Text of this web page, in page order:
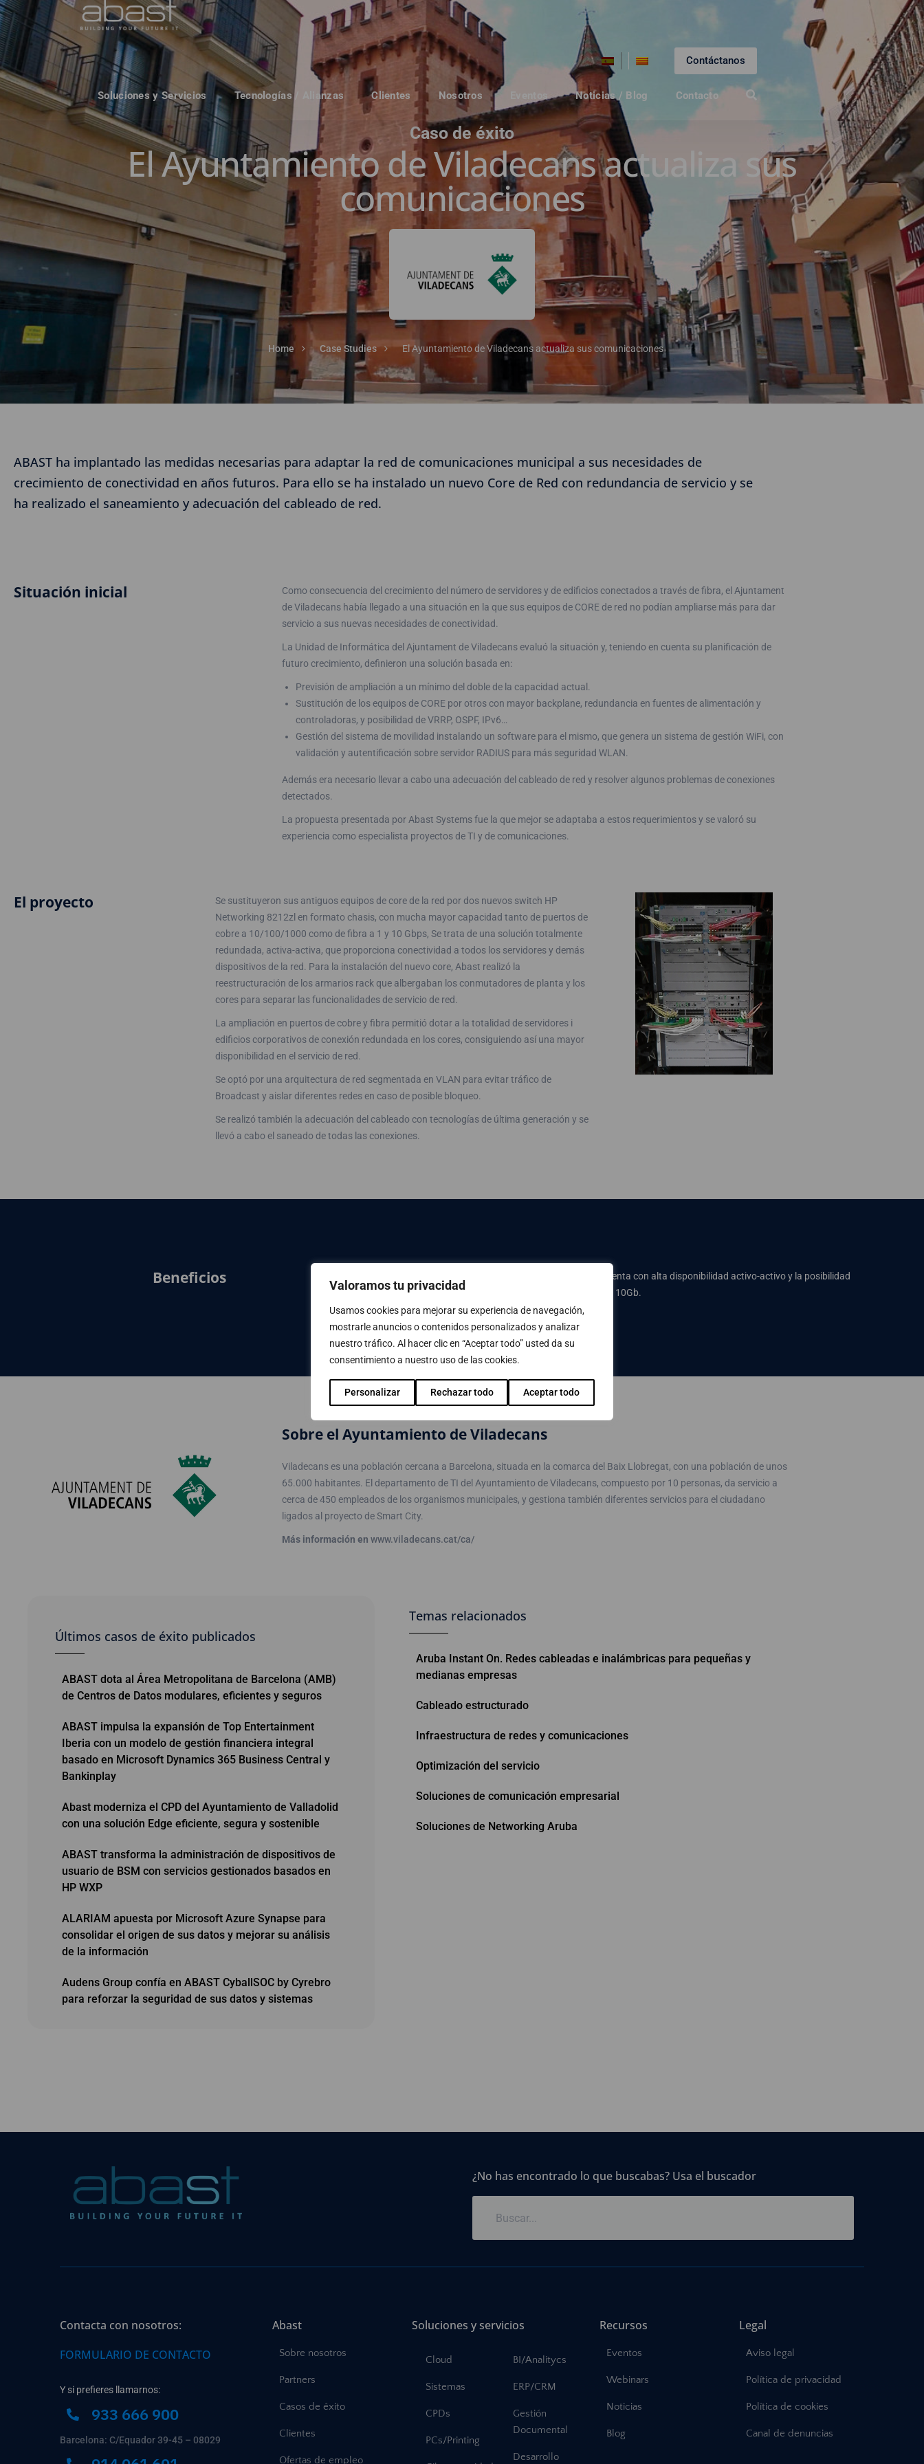
Valoramos tu privacidad
Usamos cookies para mejorar su experiencia de navegación,
mostrarle anuncios o contenidos personalizados y analizar
nuestro tráfico. Al hacer clic en “Aceptar todo” usted da su
consentimiento a nuestro uso de las cookies.
Personalizar Rechazar todo Aceptar todo
Contáctanos
Soluciones y Servicios Tecnologías / Alianzas Clientes Nosotros Eventos Noticias / Blog Contacto
Caso de éxito
El Ayuntamiento de Viladecans actualiza sus
comunicaciones
Home Case Studies El Ayuntamiento de Viladecans actualiza sus comunicaciones
ABAST ha implantado las medidas necesarias para adaptar la red de comunicaciones municipal a sus necesidades de
crecimiento de conectividad en años futuros. Para ello se ha instalado un nuevo Core de Red con redundancia de servicio y se
ha realizado el saneamiento y adecuación del cableado de red.
Situación inicial
Como consecuencia del crecimiento del número de servidores y de edificios conectados a través de fibra, el Ajuntament
de Viladecans había llegado a una situación en la que sus equipos de CORE de red no podían ampliarse más para dar
servicio a sus nuevas necesidades de conectividad.
La Unidad de Informática del Ajuntament de Viladecans evaluó la situación y, teniendo en cuenta su planificación de
futuro crecimiento, definieron una solución basada en:
Previsión de ampliación a un mínimo del doble de la capacidad actual.
Sustitución de los equipos de CORE por otros con mayor backplane, redundancia en fuentes de alimentación y
controladoras, y posibilidad de VRRP, OSPF, IPv6…
Gestión del sistema de movilidad instalando un software para el mismo, que genera un sistema de gestión WiFi, con
validación y autentificación sobre servidor RADIUS para más seguridad WLAN.
Además era necesario llevar a cabo una adecuación del cableado de red y resolver algunos problemas de conexiones
detectados.
La propuesta presentada por Abast Systems fue la que mejor se adaptaba a estos requerimientos y se valoró su
experiencia como especialista proyectos de TI y de comunicaciones.
El proyecto
Se sustituyeron sus antiguos equipos de core de la red por dos nuevos switch HP
Networking 8212zl en formato chasis, con mucha mayor capacidad tanto de puertos de
cobre a 10/100/1000 como de fibra a 1 y 10 Gbps, Se trata de una solución totalmente
redundada, activa-activa, que proporciona conectividad a todos los servidores y demás
dispositivos de la red. Para la instalación del nuevo core, Abast realizó la
reestructuración de los armarios rack que albergaban los conmutadores de planta y los
cores para separar las funcionalidades de servicio de red.
La ampliación en puertos de cobre y fibra permitió dotar a la totalidad de servidores i
edificios corporativos de conexión redundada en los cores, consiguiendo así una mayor
disponibilidad en el servicio de red.
Se optó por una arquitectura de red segmentada en VLAN para evitar tráfico de
Broadcast y aislar diferentes redes en caso de posible bloqueo.
Se realizó también la adecuación del cableado con tecnologías de última generación y se
llevó a cabo el saneado de todas las conexiones.
Beneficios
Tras esta modernización, la red del Ajuntament de Viladecans cuenta con alta disponibilidad activo-activo y la posibilidad
de ampliar tanto en conexiones de Cobre como en Fibra, SX, LX y 10Gb.
Sobre el Ayuntamiento de Viladecans
Viladecans es una población cercana a Barcelona, situada en la comarca del Baix Llobregat, con una población de unos
65.000 habitantes. El departamento de TI del Ayuntamiento de Viladecans, compuesto por 10 personas, da servicio a
cerca de 450 empleados de los organismos municipales, y gestiona también diferentes servicios para el ciudadano
ligados al proyecto de Smart City.
Más información en www.viladecans.cat/ca/
Últimos casos de éxito publicados
ABAST dota al Área Metropolitana de Barcelona (AMB)
de Centros de Datos modulares, eficientes y seguros
ABAST impulsa la expansión de Top Entertainment
Iberia con un modelo de gestión financiera integral
basado en Microsoft Dynamics 365 Business Central y
Bankinplay
Abast moderniza el CPD del Ayuntamiento de Valladolid
con una solución Edge eficiente, segura y sostenible
ABAST transforma la administración de dispositivos de
usuario de BSM con servicios gestionados basados en
HP WXP
ALARIAM apuesta por Microsoft Azure Synapse para
consolidar el origen de sus datos y mejorar su análisis
de la información
Audens Group confía en ABAST CyballSOC by Cyrebro
para reforzar la seguridad de sus datos y sistemas
Temas relacionados
Aruba Instant On. Redes cableadas e inalámbricas para pequeñas y
medianas empresas
Cableado estructurado
Infraestructura de redes y comunicaciones
Optimización del servicio
Soluciones de comunicación empresarial
Soluciones de Networking Aruba
¿No has encontrado lo que buscabas? Usa el buscador
Contacta con nosotros:
FORMULARIO DE CONTACTO
Y si prefieres llamarnos:
933 666 900
Barcelona: C/Equador 39-45 – 08029
Abast
Sobre nosotros
Partners
Casos de éxito
Clientes
Ofertas de empleo
Soluciones y servicios
Cloud
Sistemas
CPDs
PCs/Printing
BI/Analitycs
ERP/CRM
Gestión
Documental
Desarrollo
Recursos
Eventos
Webinars
Noticias
Blog
Legal
Aviso legal
Política de privacidad
Política de cookies
Canal de denuncias